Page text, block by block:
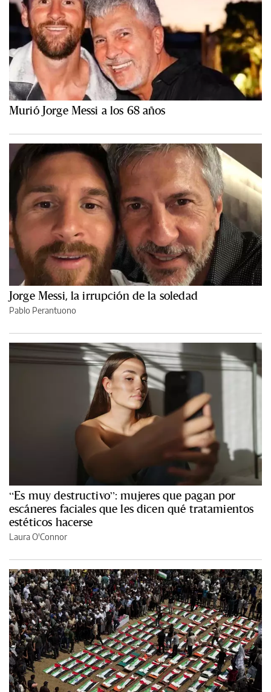
Murió Jorge Messi a los 68 años
Jorge Messi, la irrupción de la soledad
Pablo Perantuono
“Es muy destructivo”: mujeres que pagan por
escáneres faciales que les dicen qué tratamientos
estéticos hacerse
Laura O'Connor